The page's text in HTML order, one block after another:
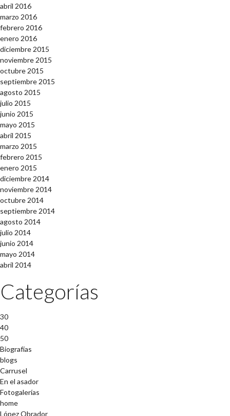
abril 2016
marzo 2016
febrero 2016
enero 2016
diciembre 2015
noviembre 2015
octubre 2015
septiembre 2015
agosto 2015
julio 2015
junio 2015
mayo 2015
abril 2015
marzo 2015
febrero 2015
enero 2015
diciembre 2014
noviembre 2014
octubre 2014
septiembre 2014
agosto 2014
julio 2014
junio 2014
mayo 2014
abril 2014
Categorías
30
40
50
Biografías
blogs
Carrusel
En el asador
Fotogalerías
home
López Obrador